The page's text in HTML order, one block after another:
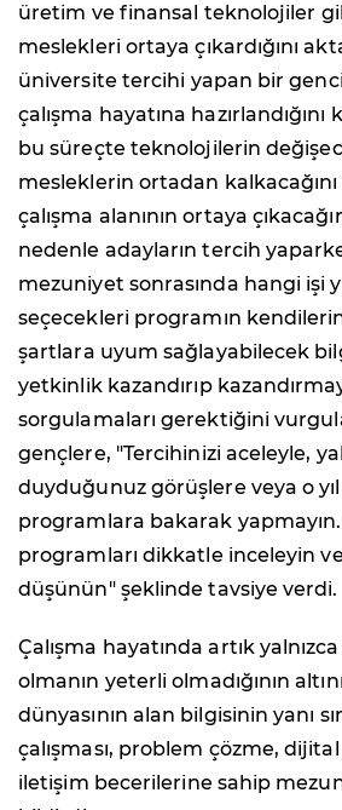
üretim ve finansal teknolojiler
meslekleri ortaya çıkardığını
üniversite tercihi yapan bir
çalışma hayatına
bu süreçte teknolojilerin
mesleklerin ortadan kalkacağını
çalışma alanının ortaya
nedenle adayların tercih
mezuniyet sonrasında hangi işi
seçecekleri programın
şartlara uyum sağlayabilecek
yetkinlik kazandırıp
sorgulamaları gerektiğini
gençlere, "Tercihinizi aceleyle,
duyduğunuz görüşlere veya o
programlara bakarak yapmayın.
programları dikkatle inceleyin
düşünün" şeklinde tavsiye verdi.
Çalışma hayatında artık
olmanın yeterli olmadığının
dünyasının alan bilgisinin yanı
çalışması, problem çözme,
iletişim becerilerine sahip